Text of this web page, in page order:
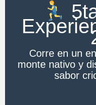
Corre en un
monte nativo y
sabor